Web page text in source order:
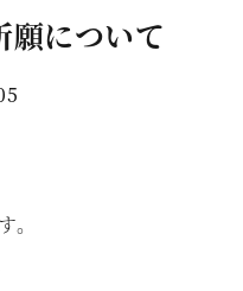
願について